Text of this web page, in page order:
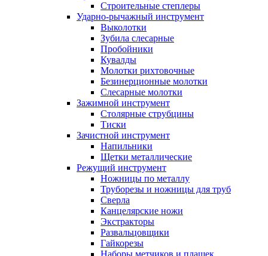
Строительные степлеры
Ударно-рычажный инструмент
Выколотки
Зубила слесарные
Пробойники
Кувалды
Молотки рихтовочные
Безинерционные молотки
Слесарные молотки
Зажимной инструмент
Столярные струбцины
Тиски
Зачистной инструмент
Напильники
Щетки металлические
Режущий инструмент
Ножницы по металлу
Труборезы и ножницы для труб
Сверла
Канцелярские ножи
Экстракторы
Развальцовщики
Гайкорезы
Наборы метчиков и плашек